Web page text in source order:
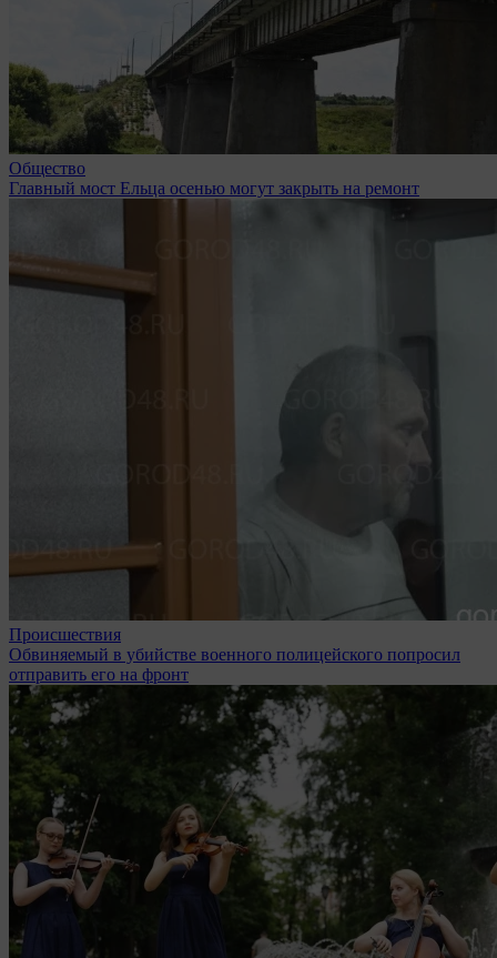
Общество
Главный мост Ельца осенью могут закрыть на ремонт
Происшествия
Обвиняемый в убийстве военного полицейского попросил
отправить его на фронт